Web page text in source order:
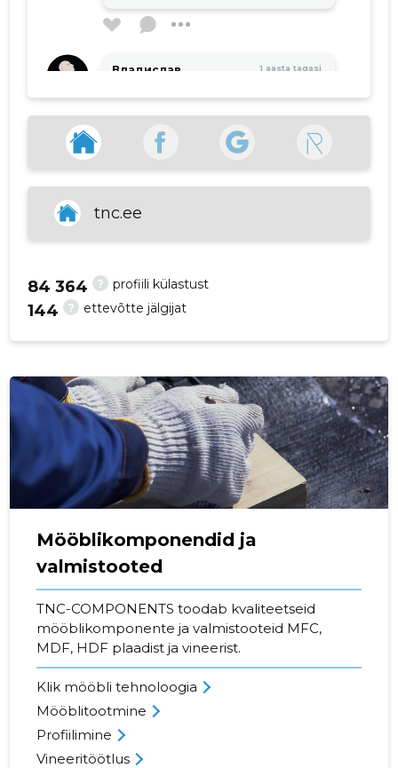
Владислав
Северный)
1 aasta tagasi
tnc.ee
? profiili külastust
84 364
? ettevõtte jälgijat
144
Mööblikomponendid ja
valmistooted
TNC-COMPONENTS toodab kvaliteetseid
mööblikomponente ja valmistooteid MFC,
MDF, HDF plaadist ja vineerist.
Klik mööbli tehnoloogia
Mööblitootmine
Profiilimine
Vineeritöötlus